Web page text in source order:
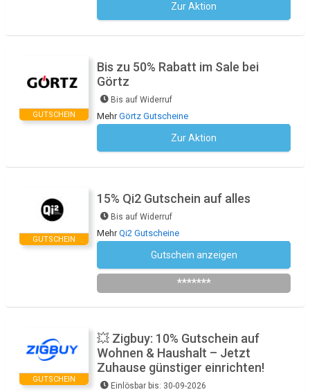
Zur Aktion
GUTSCHEIN
Bis zu 50% Rabatt im Sale bei
Görtz
Bis auf Widerruf
MehrGörtz Gutscheine
Zur Aktion
GUTSCHEIN
15% Qi2 Gutschein auf alles
Bis auf Widerruf
MehrQi2 Gutscheine
Gutschein anzeigen
*******
GUTSCHEIN
💥 Zigbuy: 10% Gutschein auf
Wohnen & Haushalt – Jetzt
Zuhause günstiger einrichten!
Einlösbar bis: 30-09-2026